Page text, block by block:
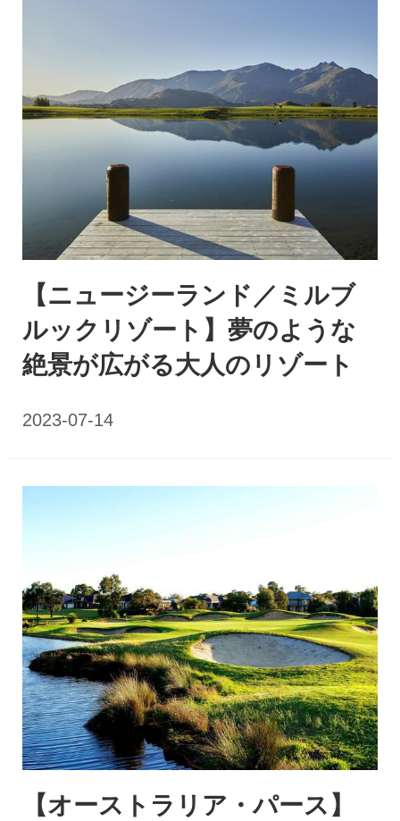
【ニュージーランド／ミルブ
ルックリゾート】夢のような
絶景が広がる大人のリゾート
【オーストラリア・パース】